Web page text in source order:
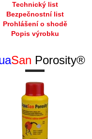
Technický list
Bezpečnostní list
Prohlášení o shodě
Popis výrobku
San Porosity®